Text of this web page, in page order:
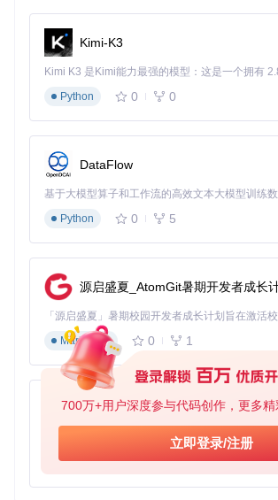
700万+用户深度参与代码创作，更多精
立即登录/注册
OpenCV 4.0+（需支持dnn模块）
NumPy科学计算库
2.2 如何获取项目代码
通过以下命令克隆项目仓库：
cd
2.3 依赖库安装方法
使用pip安装所需依赖：
2.4 如何验证模型文件完整性
检查项目根目录下是否存在以下模型文件：
opencv_face_detector_uint8.pb
opencv_face_detector.pbtxt
gender_net.caffemodel
age_net.caffemodel
age_deploy.prototxt
如果缺少模型文件，可以从项目官方渠道获取
Kimi-K3
Python
0 0
DataFlow
基于大模型算子和工作流的高效文本大模型训练
Python
0 5
源启盛夏_AtomGit暑期开发者成长
Markdown
0 1
py-xiaozhi
Python
0 1